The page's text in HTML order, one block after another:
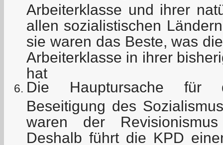
Arbeiterklasse und ihrer
allen sozialistischen
sie waren das Beste, was
Arbeiterklasse in ihrer
hat
Die Hauptursache für
Beseitigung des
waren der
Deshalb führt die KPD